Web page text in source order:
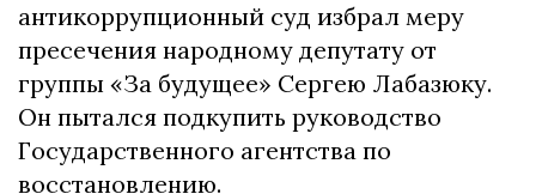
антикоррупционный суд избрал меру
пресечения народному депутату от
группы «За будущее» Сергею Лабазюку.
Он пытался подкупить руководство
Государственного агентства по
восстановлению.